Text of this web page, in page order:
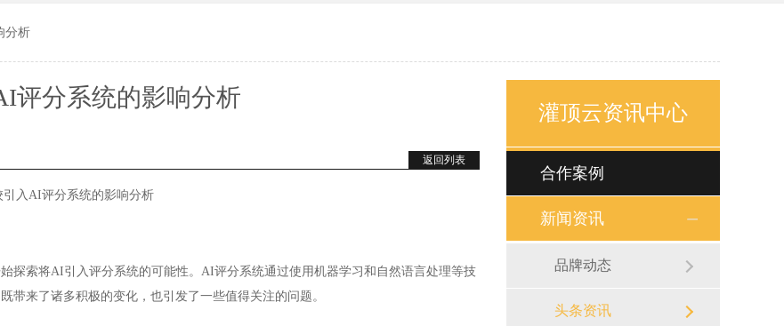
分析
评分系统的影响分析
返回列表
引入AI评分系统的影响分析
索将AI引入评分系统的可能性。AI评分系统通过使用机器学习和自然语言处理等技
带来了诸多积极的变化，也引发了一些值得关注的问题。
灌顶云资讯中心
合作案例
新闻资讯
品牌动态
头条资讯